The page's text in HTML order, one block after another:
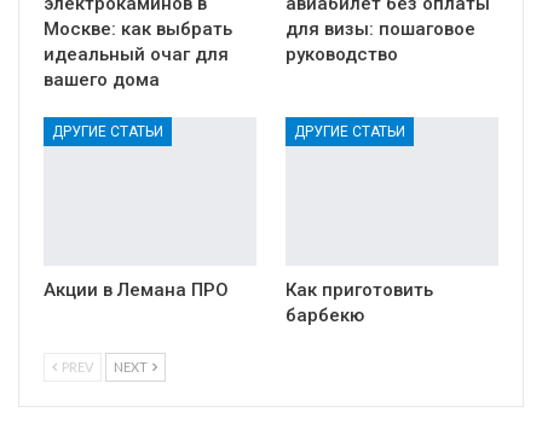
Москве: как выбрать
идеальный очаг для
вашего дома
для визы: пошаговое
руководство
ДРУГИЕ СТАТЬИ
Акции в Лемана ПРО
ДРУГИЕ СТАТЬИ
Как приготовить
барбекю
PREV NEXT